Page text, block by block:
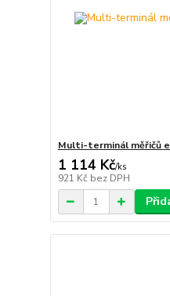
Multi-terminál měřičů
1 114 Kč/ks
921 Kč bez DPH